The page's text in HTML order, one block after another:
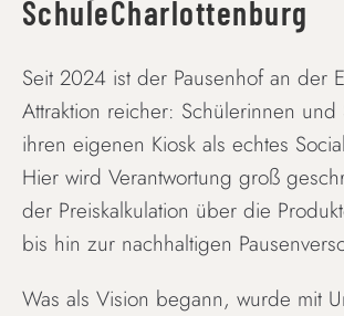
SchuleCharlottenburg
Seit 2024 ist der Pausenhof an der
Attraktion reicher: Schülerinnen und
ihren eigenen Kiosk als echtes
Hier wird Verantwortung groß
der Preiskalkulation über die
bis hin zur nachhaltigen
Was als Vision begann, wurde mit